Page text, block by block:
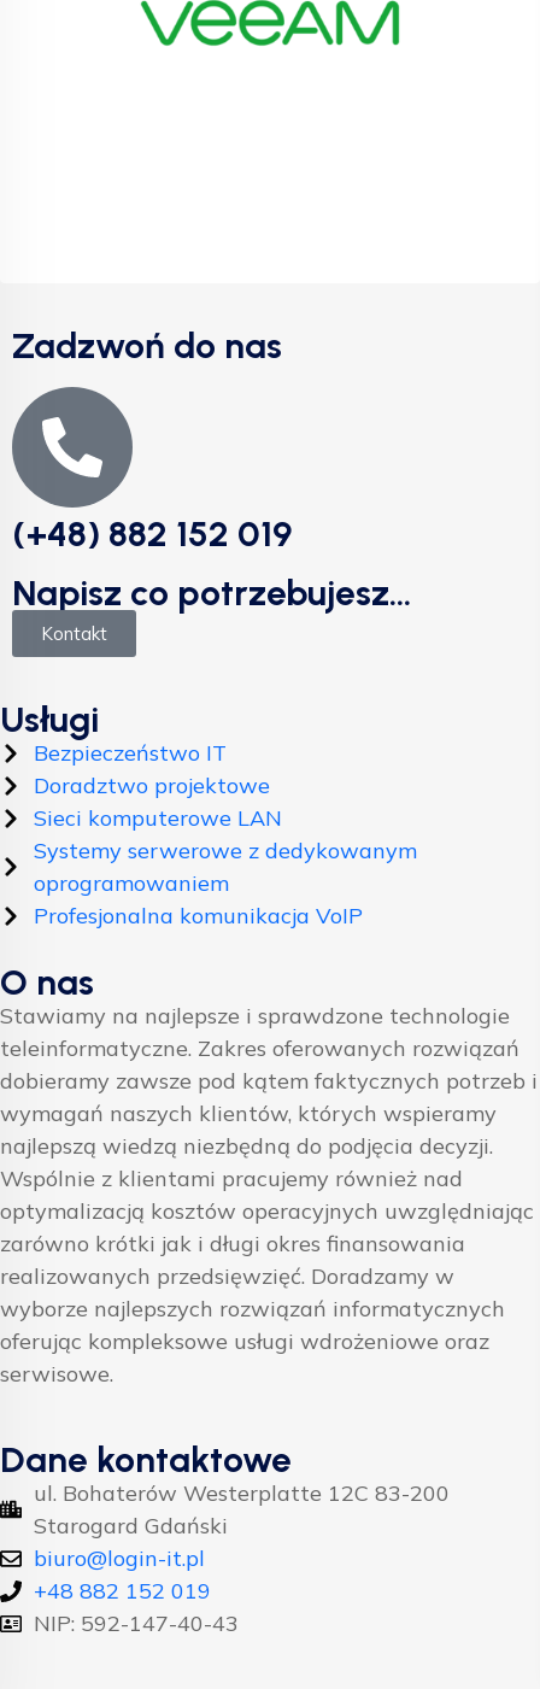
Zadzwoń do nas
(+48) 882 152 019
Napisz co potrzebujesz...
Kontakt
Usługi
Bezpieczeństwo IT
Doradztwo projektowe
Sieci komputerowe LAN
Systemy serwerowe z dedykowanym
oprogramowaniem
Profesjonalna komunikacja VoIP
O nas
Stawiamy na najlepsze i sprawdzone technologie
teleinformatyczne. Zakres oferowanych rozwiązań
dobieramy zawsze pod kątem faktycznych potrzeb i
wymagań naszych klientów, których wspieramy
najlepszą wiedzą niezbędną do podjęcia decyzji.
Wspólnie z klientami pracujemy również nad
optymalizacją kosztów operacyjnych uwzględniając
zarówno krótki jak i długi okres finansowania
realizowanych przedsięwzięć. Doradzamy w
wyborze najlepszych rozwiązań informatycznych
oferując kompleksowe usługi wdrożeniowe oraz
serwisowe.
Dane kontaktowe
ul. Bohaterów Westerplatte 12C 83-200
Starogard Gdański
biuro@login-it.pl
+48 882 152 019
NIP: 592-147-40-43